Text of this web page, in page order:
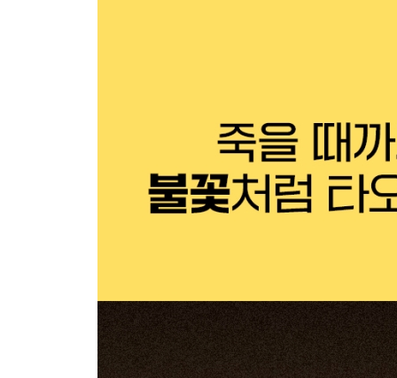
의병의 생은 초연해질 수 없다 - p. 103
늙은이의 하루도 24시간이다 - p. 110
머릿속에는 교통경찰이 없다 - p. 116
인생의 10년 주기설 - p. 123
머리 검은 짐승을 조련하는 법 - p. 143
세상에서 가장 비참한 것 - p. 149
그 나이 먹도록 그런 것도 몰라? - p. 155